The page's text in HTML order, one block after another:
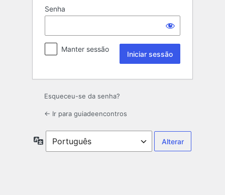
Senha
Manter sessão
Esqueceu-se da senha?
← Ir para guiadeencontros
Idioma